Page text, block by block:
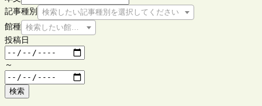
記事種別
検索したい記事種別を選択してください
館種 検索したい館種を選択してください
投稿日
～
検索